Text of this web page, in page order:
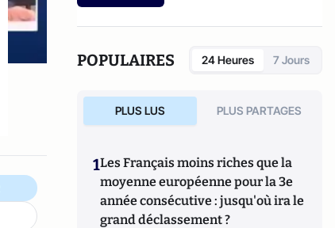
POPULAIRES 24 Heures 7 Jours
PLUS LUS PLUS PARTAGES
1Les Français moins riches que la
moyenne européenne pour la 3e
année consécutive : jusqu'où ira le
grand déclassement ?